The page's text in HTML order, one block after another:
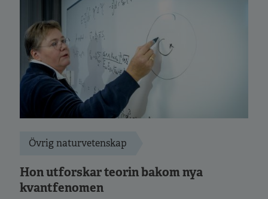
Övrig naturvetenskap
Hon utforskar teorin bakom nya
kvantfenomen